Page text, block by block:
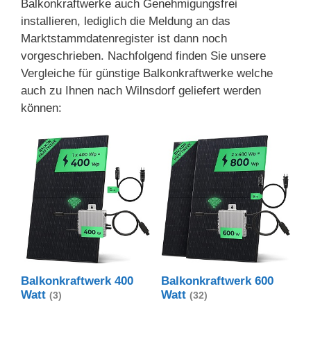
Balkonkraftwerke auch Genehmigungsfrei
installieren, lediglich die Meldung an das
Marktstammdatenregister ist dann noch
vorgeschrieben. Nachfolgend finden Sie unsere
Vergleiche für günstige Balkonkraftwerke welche
auch zu Ihnen nach Wilnsdorf geliefert werden
können:
Balkonkraftwerk 400
Watt (3)
Balkonkraftwerk 600
Watt (32)